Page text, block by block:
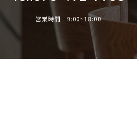
営業時間 9:00~18:00